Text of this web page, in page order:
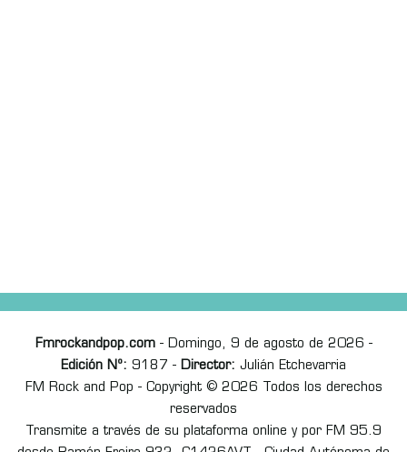
Fmrockandpop.com- Domingo, 9 de agosto de 2026 -
Edición Nº: 9187 - Director: Julián Etchevarria
FM Rock and Pop - Copyright © 2026 Todos los derechos
reservados
Transmite a través de su plataforma online y por FM 95.9